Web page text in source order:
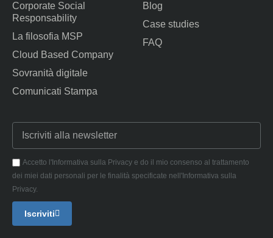
Corporate Social
Responsability
La filosofia MSP
Cloud Based Company
Sovranità digitale
Comunicati Stampa
Blog
Case studies
FAQ
Accetto l'Informativa sulla Privacy e do il mio consenso al trattamento
dei miei dati personali per le finalità specificate nell'Informativa sulla
Privacy.
Iscriviti